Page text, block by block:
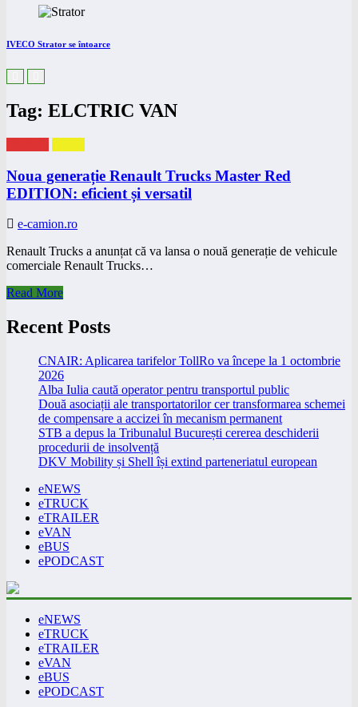
IVECO Strator se întoarce
Tag: ELCTRIC VAN
Noua generație Renault Trucks Master Red
EDITION: eficient și versatil
e-camion.ro
Renault Trucks a anunțat că va lansa o nouă generație de vehicule
comerciale Renault Trucks…
Read More
Recent Posts
CNAIR: Aplicarea tarifelor TollRo va începe la 1 octombrie
2026
Alba Iulia caută operator pentru transportul public
Două asociații ale transportatorilor cer transformarea schemei
de compensare a accizei în mecanism permanent
STB a depus la Tribunalul București cererea deschiderii
procedurii de insolvență
DKV Mobility și Shell își extind parteneriatul european
eNEWS
eTRUCK
eTRAILER
eVAN
eBUS
ePODCAST
eNEWS
eTRUCK
eTRAILER
eVAN
eBUS
ePODCAST